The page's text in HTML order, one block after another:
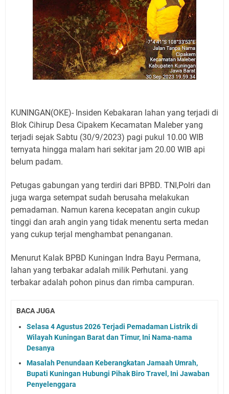
Dokumen SPMI
Sudahkah Kita Merdeka Dari Hawa Nafsu?
Info Sembako di Pasar Kepuh Kuningan Kamis 6
Agustus 2026, Daging Naik, Telur Turun
Agenda Kegiatan Bupati Kuningan Jumat 7 Agustus
2026 Ada Tiga, Tapi yang Bakal Dihadiri Hanya Satu
KUNINGAN(OKE)- Insiden Kebakaran lahan yang terjadi di
Blok Cihirup Desa Cipakem Kecamatan Maleber yang
terjadi sejak Sabtu (30/9/2023) pagi pukul 10.00 WIB
ternyata hingga malam hari sekitar jam 20.00 WIB api
belum padam.
Petugas gabungan yang terdiri dari BPBD. TNI,Polri dan
juga warga setempat sudah berusaha melakukan
pemadaman. Namun karena kecepatan angin cukup
tinggi dan arah angin yang tidak menentu serta medan
yang cukup terjal menghambat penanganan.
Menurut Kalak BPBD Kuningan Indra Bayu Permana,
lahan yang terbakar adalah milik Perhutani. yang
terbakar adalah pohon pinus dan rimba campuran.
BACA JUGA
Selasa 4 Agustus 2026 Terjadi Pemadaman Listrik di
Wilayah Kuningan Barat dan Timur, Ini Nama-nama
Desanya
Masalah Penundaan Keberangkatan Jamaah Umrah,
Bupati Kuningan Hubungi Pihak Biro Travel, Ini Jawaban
Penyelenggara